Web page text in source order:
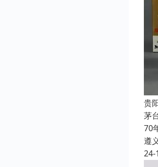
贵
茅
70
遵
24-